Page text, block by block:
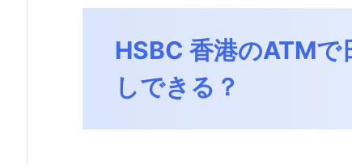
HSBC 香港のATMで
しできる？